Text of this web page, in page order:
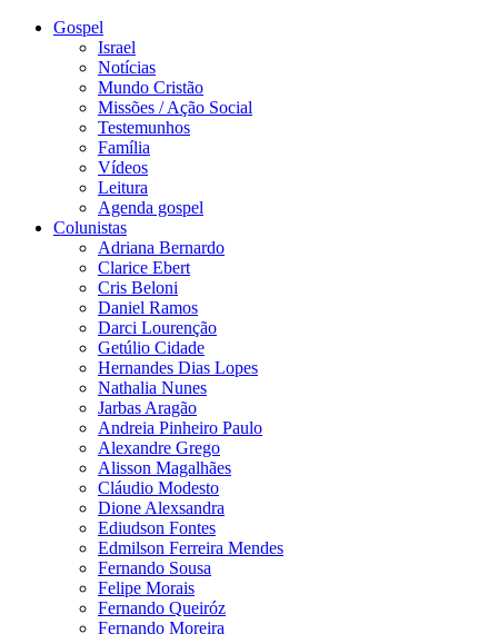
Gospel
Israel
Notícias
Mundo Cristão
Missões / Ação Social
Testemunhos
Família
Vídeos
Leitura
Agenda gospel
Colunistas
Adriana Bernardo
Clarice Ebert
Cris Beloni
Daniel Ramos
Darci Lourenção
Getúlio Cidade
Hernandes Dias Lopes
Nathalia Nunes
Jarbas Aragão
Andreia Pinheiro Paulo
Alexandre Grego
Alisson Magalhães
Cláudio Modesto
Dione Alexsandra
Ediudson Fontes
Edmilson Ferreira Mendes
Fernando Sousa
Felipe Morais
Fernando Queiróz
Fernando Moreira